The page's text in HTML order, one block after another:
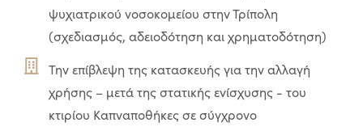
ψυχιατρικού νοσοκομείου στην Τρίπολη
(σχεδιασμός, αδειοδότηση και χρηματοδότηση)
Την επίβλεψη της κατασκευής για την αλλαγή
χρήσης – μετά της στατικής ενίσχυσης - του
κτιρίου Καπναποθήκες σε σύγχρονο